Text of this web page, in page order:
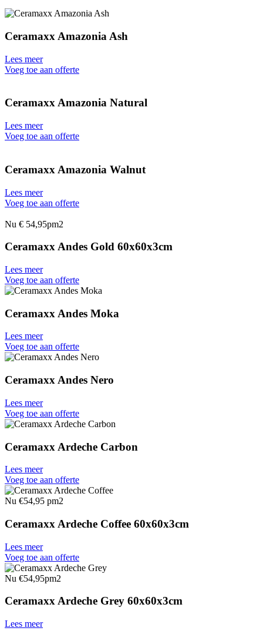
Ceramaxx Amazonia Ash
Lees meer
Voeg toe aan offerte
Ceramaxx Amazonia Natural
Lees meer
Voeg toe aan offerte
Ceramaxx Amazonia Walnut
Lees meer
Voeg toe aan offerte
Nu € 54,95pm2
Ceramaxx Andes Gold 60x60x3cm
Lees meer
Voeg toe aan offerte
Ceramaxx Andes Moka
Lees meer
Voeg toe aan offerte
Ceramaxx Andes Nero
Lees meer
Voeg toe aan offerte
Ceramaxx Ardeche Carbon
Lees meer
Voeg toe aan offerte
Nu €54,95 pm2
Ceramaxx Ardeche Coffee 60x60x3cm
Lees meer
Voeg toe aan offerte
Nu €54,95pm2
Ceramaxx Ardeche Grey 60x60x3cm
Lees meer